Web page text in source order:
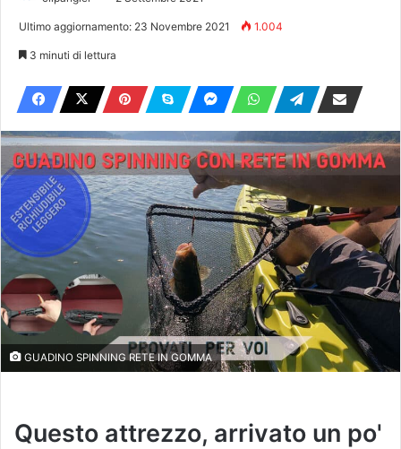
Ultimo aggiornamento: 23 Novembre 2021 1.004
3 minuti di lettura
GUADINO SPINNING RETE IN GOMMA
Questo attrezzo, arrivato un po'